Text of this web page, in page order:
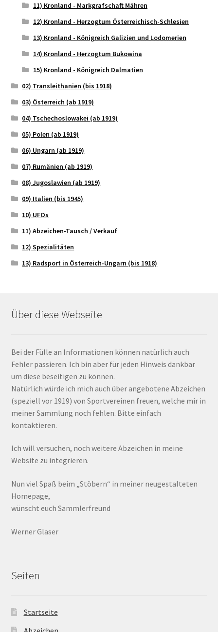
11) Kronland - Markgrafschaft Mähren
12) Kronland - Herzogtum Österreichisch-Schlesien
13) Kronland - Königreich Galizien und Lodomerien
14) Kronland - Herzogtum Bukowina
15) Kronland - Königreich Dalmatien
02) Transleithanien (bis 1918)
03) Österreich (ab 1919)
04) Tschechoslowakei (ab 1919)
05) Polen (ab 1919)
06) Ungarn (ab 1919)
07) Rumänien (ab 1919)
08) Jugoslawien (ab 1919)
09) Italien (bis 1945)
10) UFOs
11) Abzeichen-Tausch / Verkauf
12) Spezialitäten
13) Radsport in Österreich-Ungarn (bis 1918)
Über diese Webseite
Bei der Fülle an Informationen können natürlich auch
Fehler passieren. Ich bin aber für jeden Hinweis dankbar
um diese beseitigen zu können.
Natürlich würde ich mich auch über angebotene Abzeichen
(speziell vor 1919) von Sportvereinen freuen, welche mir in
meiner Sammlung noch fehlen. Bitte einfach
kontaktieren.
Ich will versuchen, noch weitere Abzeichen in meine
Website zu integrieren.
Nun viel Spaß beim „Stöbern“ in meiner neugestalteten
Homepage,
wünscht euch Sammlerfreund
Werner Glaser
Seiten
Startseite